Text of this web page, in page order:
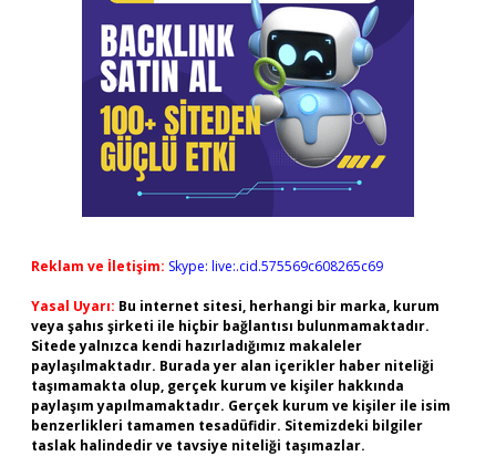
Reklam ve İletişim: Skype: live:.cid.575569c608265c69
Yasal Uyarı: Bu internet sitesi, herhangi bir marka, kurum
veya şahıs şirketi ile hiçbir bağlantısı bulunmamaktadır.
Sitede yalnızca kendi hazırladığımız makaleler
paylaşılmaktadır. Burada yer alan içerikler haber niteliği
taşımamakta olup, gerçek kurum ve kişiler hakkında
paylaşım yapılmamaktadır. Gerçek kurum ve kişiler ile isim
benzerlikleri tamamen tesadüfidir. Sitemizdeki bilgiler
taslak halindedir ve tavsiye niteliği taşımazlar.